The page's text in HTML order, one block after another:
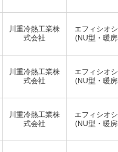
川重冷熱工業株
式会社
エフィシオ
(NU型・暖
川重冷熱工業株
式会社
エフィシオ
(NU型・暖
川重冷熱工業株
式会社
エフィシオ
(NU型・暖